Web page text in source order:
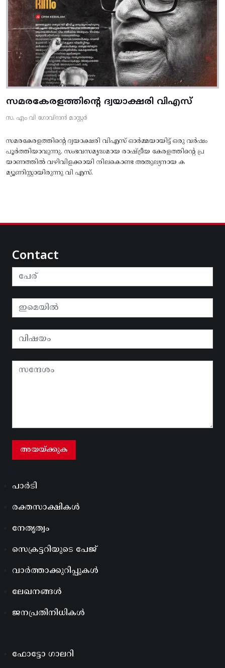
സമരകേരളത്തിൻ്റെ ദ്വയാക്ഷരി വിഎസ്
സ. എം വി ഗോവിന്ദൻ മാസ്റ്റർ
സമരകേരളത്തിൻ്റെ ദ്വയാക്ഷരി വിഎസ് ഓർമ്മയായിട്ട് ഒരു വർഷം
പൂർത്തിയാവുന്നു. സംഭവസമൃദ്ധമായ രാഷ്ട്രീയ കേരളത്തിന്റെ പ്ര
യാണത്തിൽ വഴിവിളക്കായി നിലകൊണ്ട അതുല്യനായ ക
മ്യൂണിസ്റ്റായിരുന്നു വി എസ്.
Contact
പാർടി
രക്തസാക്ഷികൾ
നേതൃത്വം
സെക്രട്ടറിയുടെ പേജ്
വാർത്താക്കുറിപ്പുകൾ
ലേഖനങ്ങൾ
ജനപ്രതിനിധികൾ
ഫോട്ടോ ഗാലറി